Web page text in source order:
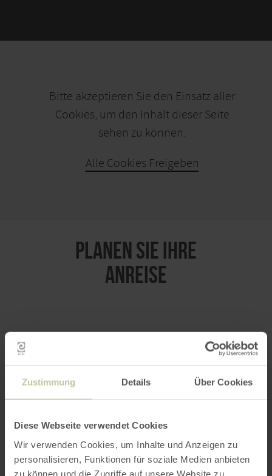
Zustimmung Details Über Cookies
Diese Webseite verwendet Cookies
Wir verwenden Cookies, um Inhalte und Anzeigen zu
personalisieren, Funktionen für soziale Medien anbieten
zu können und die Zugriffe auf unsere Website zu
Bitte akzeptieren Sie den Einsatz aller
Cookies, um den Inhalt dieser Seite
sehen zu können.
Alle Cookies Freigeben
PLANEN SIE IHRE
ANREISE
Anfahrt von:
ROUTE PLANEN